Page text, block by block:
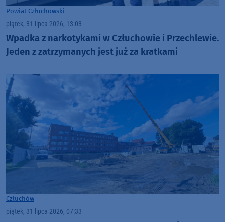
Powiat Człuchowski
piątek, 31 lipca 2026, 13:03
Wpadka z narkotykami w Człuchowie i Przechlewie.
Jeden z zatrzymanych jest już za kratkami
Człuchów
piątek, 31 lipca 2026, 07:33